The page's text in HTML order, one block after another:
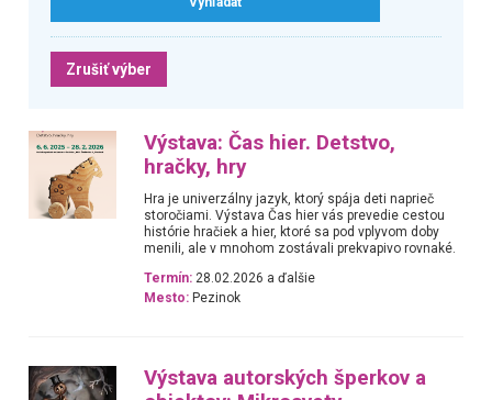
Zrušiť výber
Výstava: Čas hier. Detstvo,
hračky, hry
Hra je univerzálny jazyk, ktorý spája deti naprieč
storočiami. Výstava Čas hier vás prevedie cestou
histórie hračiek a hier, ktoré sa pod vplyvom doby
menili, ale v mnohom zostávali prekvapivo rovnaké.
Termín: 28.02.2026 a ďalšie
Mesto: Pezinok
Výstava autorských šperkov a